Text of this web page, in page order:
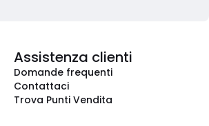
Assistenza clienti
Domande frequenti
Contattaci
Trova Punti Vendita